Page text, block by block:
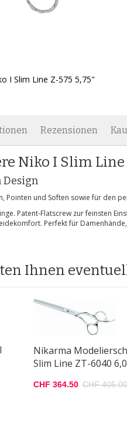
I Slim Line Z-575 5,75"
Niko I Slim Line
Design
Pointen und Soften sowie für den
Patent-Flatscrew zur feinsten
Perfekt für
Rezensionen
Ihnen
Nikarma
Slim Line ZT-6040
CHF 364.50 CHF 405.00